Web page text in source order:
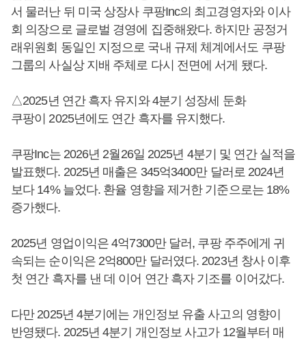
서 물러난 뒤 미국 상장사 쿠팡Inc의 최고경영자와 이사
회 의장으로 글로벌 경영에 집중해왔다. 하지만 공정거
래위원회 동일인 지정으로 국내 규제 체계에서도 쿠팡
그룹의 사실상 지배 주체로 다시 전면에 서게 됐다.
△2025년 연간 흑자 유지와 4분기 성장세 둔화
쿠팡이 2025년에도 연간 흑자를 유지했다.
쿠팡Inc는 2026년 2월26일 2025년 4분기 및 연간 실적을
발표했다. 2025년 매출은 345억3400만 달러로 2024년
보다 14% 늘었다. 환율 영향을 제거한 기준으로는 18%
증가했다.
2025년 영업이익은 4억7300만 달러, 쿠팡 주주에게 귀
속되는 순이익은 2억800만 달러였다. 2023년 창사 이후
첫 연간 흑자를 낸 데 이어 연간 흑자 기조를 이어갔다.
다만 2025년 4분기에는 개인정보 유출 사고의 영향이
반영됐다. 2025년 4분기 개인정보 사고가 12월부터 매